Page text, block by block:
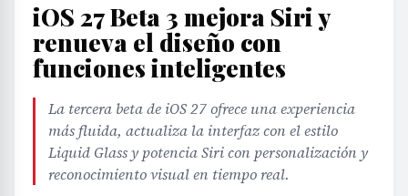
iOS 27 Beta 3 mejora Siri y
renueva el diseño con
funciones inteligentes
La tercera beta de iOS 27 ofrece una experiencia
más fluida, actualiza la interfaz con el estilo
Liquid Glass y potencia Siri con personalización y
reconocimiento visual en tiempo real.